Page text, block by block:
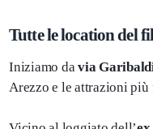
Tutte le location del
Iniziamo davia
Arezzo e le attrazioni più